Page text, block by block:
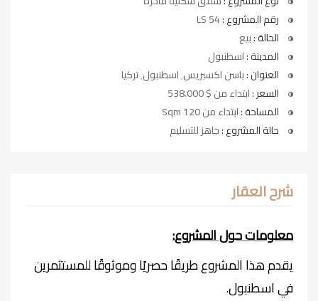
رقم المشروع :
الحالة :بيع
المدينة :اسطنبول
العنوان :باسن اكسبريس٬ اسطنبول٬ تركيا
السعر :ابتداء من $ 538.000
المساحة :ابتداء من 120 Sqm
حالة المشروع :جاهز للتسليم
شرح العقار
معلومات حول المشروع:
يقدم هذا المشروع طريقًا حصريًا وموثوقًا للمستثمرين
في اسطنبول.